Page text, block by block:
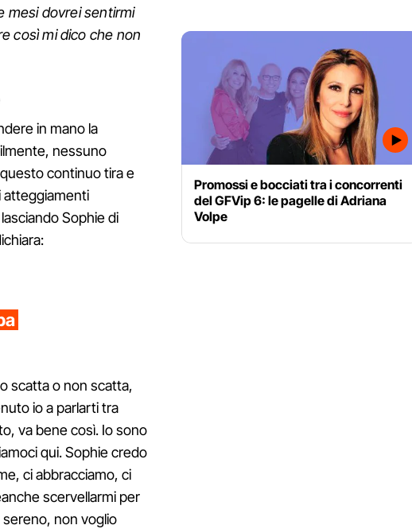
mesi dovrei sentirmi
così mi dico che non
in mano la
nessuno
continuo tira e
atteggiamenti
Sophie di
scatta o non scatta,
io a parlarti tra
va bene così. Io sono
qui. Sophie credo
ci abbracciamo, ci
scervellarmi per
non voglio
Promossi e bocciati tra i concorrenti
del GFVip 6: le pagelle di Adriana
Volpe